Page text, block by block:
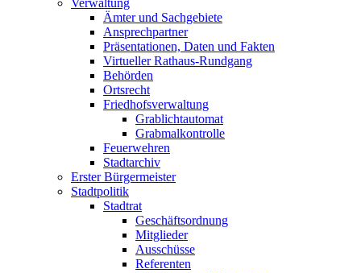
Verwaltung
Ämter und Sachgebiete
Ansprechpartner
Präsentationen, Daten und Fakten
Virtueller Rathaus-Rundgang
Behörden
Ortsrecht
Friedhofsverwaltung
Grablichtautomat
Grabmalkontrolle
Feuerwehren
Stadtarchiv
Erster Bürgermeister
Stadtpolitik
Stadtrat
Geschäftsordnung
Mitglieder
Ausschüsse
Referenten